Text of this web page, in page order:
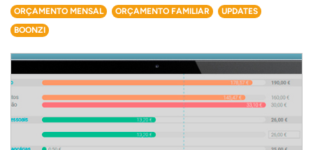
ORÇAMENTO MENSAL ORÇAMENTO FAMILIAR
UPDATES
BOONZI